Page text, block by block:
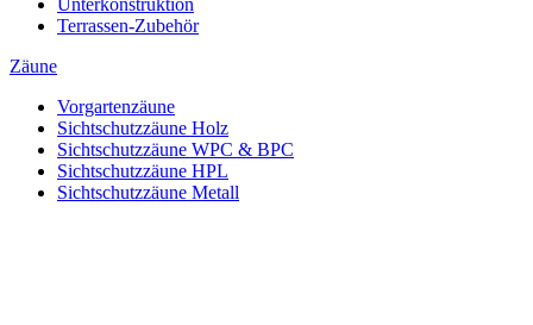
Unterkonstruktion
Terrassen-Zubehör
Zäune
Vorgartenzäune
Sichtschutzzäune Holz
Sichtschutzzäune WPC & BPC
Sichtschutzzäune HPL
Sichtschutzzäune Metall